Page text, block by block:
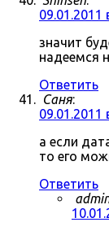
09.01.2011
значит
надеемся
Ответить
Саня:
09.01.2011
а если
то его
Ответить